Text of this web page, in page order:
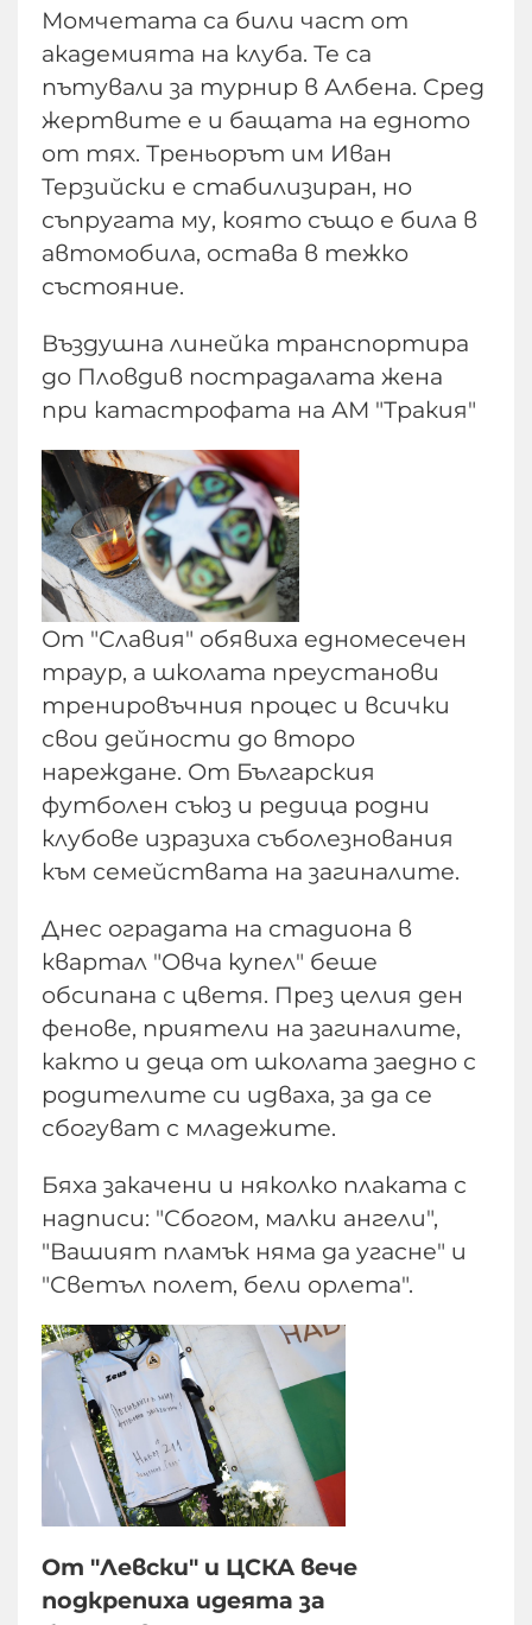
Момчетата са били част от
академията на клуба. Те са
пътували за турнир в Албена. Сред
жертвите е и бащата на едното
от тях. Треньорът им Иван
Терзийски е стабилизиран, но
съпругата му, която също е била в
автомобила, остава в тежко
състояние.
Въздушна линейка транспортира
до Пловдив пострадалата жена
при катастрофата на АМ "Тракия"
От "Славия" обявиха едномесечен
траур, а школата преустанови
тренировъчния процес и всички
свои дейности до второ
нареждане. От Българския
футболен съюз и редица родни
клубове изразиха съболезнования
към семействата на загиналите.
Днес оградата на стадиона в
квартал "Овча купел" беше
обсипана с цветя. През целия ден
фенове, приятели на загиналите,
както и деца от школата заедно с
родителите си идваха, за да се
сбогуват с младежите.
Бяха закачени и няколко плаката с
надписи: "Сбогом, малки ангели",
"Вашият пламък няма да угасне" и
"Светъл полет, бели орлета".
От "Левски" и ЦСКА вече
подкрепиха идеята за